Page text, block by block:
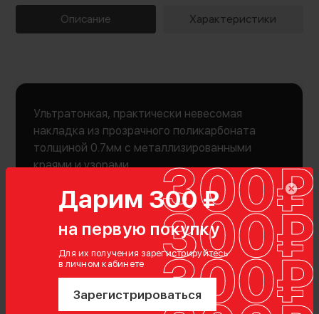
Дарим 300 ₽
на первую покупку
Для их получения зарегистрируйтесь
в личном кабинете
Зарегистрироваться
Описание Характеристики
Ультратонкая, практически невесомая
накладка из прозрачного поликарбоната
толщиной 0.7мм с металлизированными
краями и узорами
Показать полностью
Характеристики